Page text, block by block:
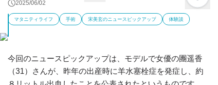
2025/06/02
マタニティライフ 手術 宋美玄のニュースピックアップ 体験談
今回のニュースピックアップは、モデルで女優の團遥香
（31）さんが、昨年の出産時に羊水塞栓症を発症し、約
キ
ャ
ン
セ
ル